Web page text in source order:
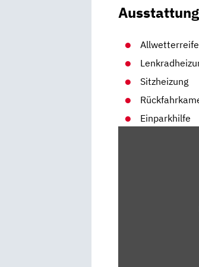
Sitzheizung
Einparkhilfe